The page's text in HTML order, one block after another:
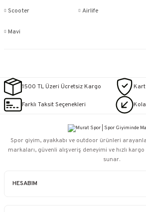
Scooter Airlife
Mavi
1500 TL Üzeri Ücretsiz Kargo
Farklı Taksit Seçenekleri
HESABIM
Spor giyim, ayakkabı ve outdoor ürünleri
markaları, güvenli alışveriş deneyimi ve hızlı kargo
sunar.